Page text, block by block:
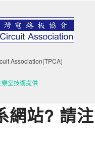
Association(TPCA)
堂技術提供
站? 請